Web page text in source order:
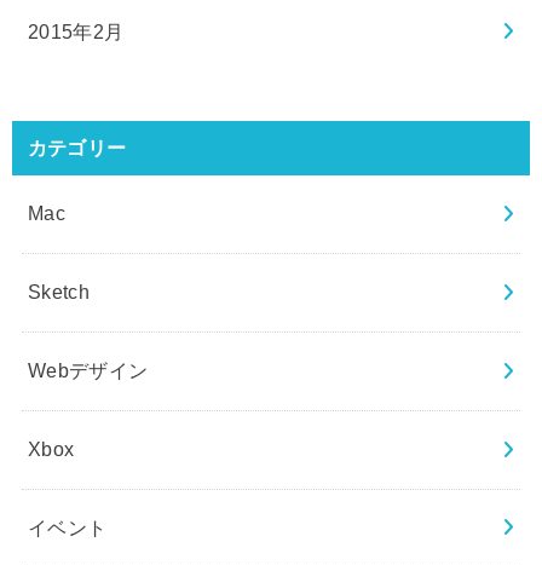
2015年2月
カテゴリー
Mac
Sketch
Webデザイン
Xbox
イベント